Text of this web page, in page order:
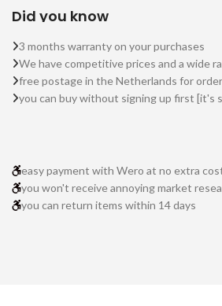
Did you know
3 months warranty on your purchases
We have competitive prices and a wide
free postage in the Netherlands for
you can buy without signing up first [it's
easy payment with Wero at no extra
you won't receive annoying market
you can return items within 14 days